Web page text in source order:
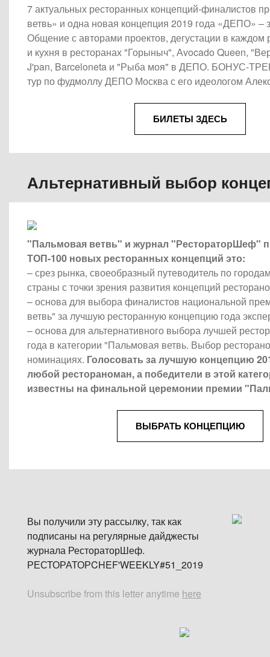
7 актуальных ресторанных концепций-финалистов
ветвь» и одна новая концепция 2019 года «ДЕПО» –
Общение с авторами проектов, дегустации в каждом
и кухня в ресторанах "Горыныч", Аvocado Queen,
J'pan, Barceloneta и "Рыба моя" в ДЕПО. БОНУС-
тур по фудмоллу ДЕПО Москва с его идеологом
БИЛЕТЫ ЗДЕСЬ
Альтернативный выбор
"Пальмовая ветвь" и журнал "РестораторШеф"
ТОП-100 новых ресторанных концепций это:
– срез рынка, своеобразный путеводитель по
страны с точки зрения развития концепций
– основа для выбора финалистов национальной
ветвь" за лучшую ресторанную концепцию года
– основа для альтернативного выбора лучшей
года в категории "Пальмовая ветвь. Выбор
номинациях. Голосовать за лучшую концепцию
любой рестораноман, а победители в этой
известны на финальной церемонии премии
ВЫБРАТЬ КОНЦЕПЦИЮ
Вы получили эту рассылку, так как
подписаны на регулярные дайджесты
журнала РестораторШеф.
РЕСТОРАТОРCHEF'WEEKLY#51_2019
Unsubscribe from this letter anytime here